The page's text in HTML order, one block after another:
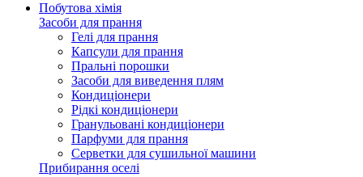
Побутова хімія
Засоби для прання
Гелі для прання
Капсули для прання
Пральні порошки
Засоби для виведення плям
Кондиціонери
Рідкі кондиціонери
Гранульовані кондиціонери
Парфуми для прання
Серветки для сушильної машини
Прибирання оселі